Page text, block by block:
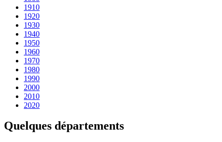
1910
1920
1930
1940
1950
1960
1970
1980
1990
2000
2010
2020
Quelques départements